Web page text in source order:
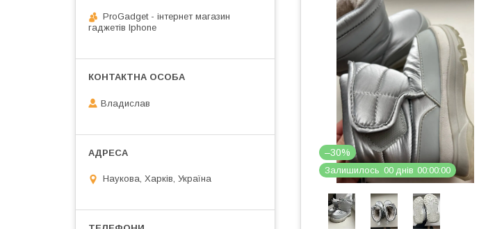
–30%
Залишилось 00 днів 00 00 00
ProGadget - iнтернет магазин
гаджетів Iphone
Владислав
Наукова, Харків, Україна